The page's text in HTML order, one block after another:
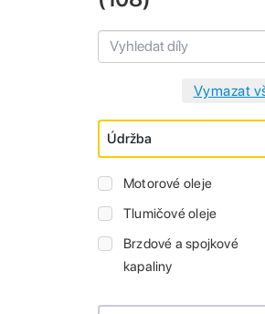
Údržba
Motorové oleje
Tlumičové oleje
Brzdové a spojkové
kapaliny